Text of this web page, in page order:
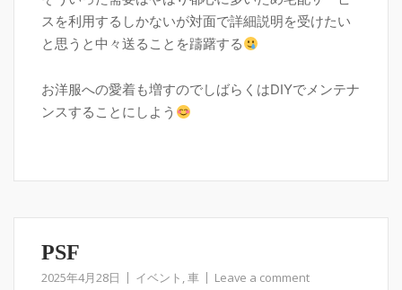
スを利用するしかないが対面で詳細説明を受けたい
と思うと中々送ることを躊躇する
お洋服への愛着も増すのでしばらくはDIYでメンテナ
ンスすることにしよう
PSF
2025年4月28日 イベント ,車 Leave a comment